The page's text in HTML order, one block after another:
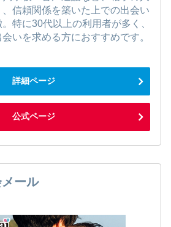
信頼関係を築いた上での出会い
特に30代以上の利用者が多く、
いを求める方におすすめです。
詳細ページ
公式ページ
ール